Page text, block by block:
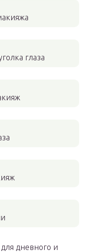
глаза
дневного и